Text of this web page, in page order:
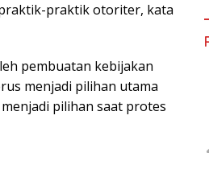
praktik otoriter, kata
pembuatan kebijakan
menjadi pilihan utama
pilihan saat protes